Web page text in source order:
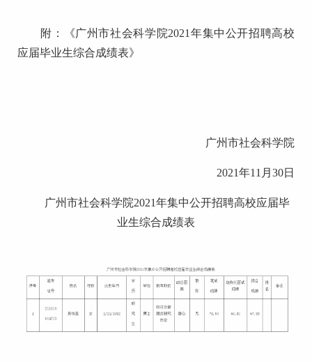
附：《广州市社会科学院2021年集中公开招聘高校
应届毕业生综合成绩表》
广州市社会科学院
2021年11月30日
广州市社会科学院2021年集中公开招聘高校应届毕
业生综合成绩表